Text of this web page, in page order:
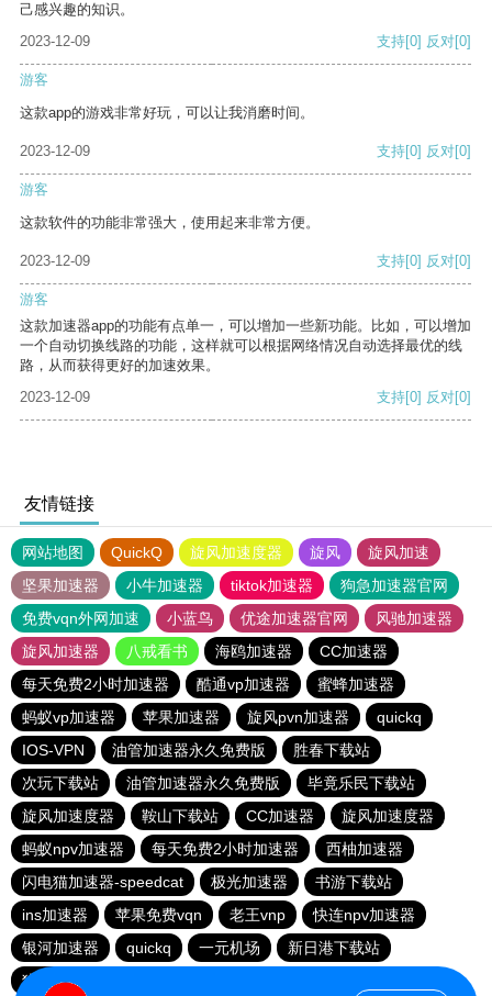
己感兴趣的知识。
2023-12-09
支持[0] 反对[0]
游客
这款app的游戏非常好玩，可以让我消磨时间。
2023-12-09 支持[0] 反对[0]
游客
这款软件的功能非常强大，使用起来非常方便。
2023-12-09 支持[0] 反对[0]
游客
这款加速器app的功能有点单一，可以增加一些新功能。比如，可以增加
一个自动切换线路的功能，这样就可以根据网络情况自动选择最优的线
路，从而获得更好的加速效果。
2023-12-09
支持[0] 反对[0]
友情链接
网站地图 QuickQ 旋风加速度器 旋风
旋风加速
坚果加速器
小牛加速器 tiktok加速器
狗急加速器官网
免费vqn外网加速
小蓝鸟 优途加速器官网
风驰加速器
旋风加速器
八戒看书 海鸥加速器
CC加速器
每天免费2小时加速器
酷通vp加速器
蜜蜂加速器
蚂蚁vp加速器
苹果加速器 旋风pvn加速器
quickq
IOS-VPN
油管加速器永久免费版
胜春下载站
次玩下载站
油管加速器永久免费版
毕竟乐民下载站
旋风加速度器
鞍山下载站 CC加速器
旋风加速度器
蚂蚁npv加速器
每天免费2小时加速器
西柚加速器
闪电猫加速器-speedcat
极光加速器
书游下载站
ins加速器
苹果免费vqn 老王vnp
快连npv加速器
银河加速器
quickq 一元机场
新日港下载站
猎豹加速器